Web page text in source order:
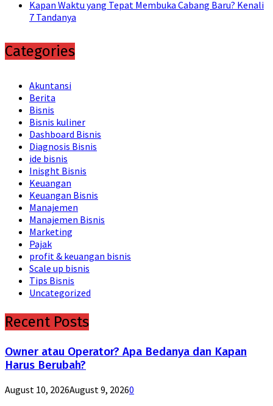
Kapan Waktu yang Tepat Membuka Cabang Baru? Kenali
7 Tandanya
Categories
Akuntansi
Berita
Bisnis
Bisnis kuliner
Dashboard Bisnis
Diagnosis Bisnis
ide bisnis
Inisght Bisnis
Keuangan
Keuangan Bisnis
Manajemen
Manajemen Bisnis
Marketing
Pajak
profit & keuangan bisnis
Scale up bisnis
Tips Bisnis
Uncategorized
Recent Posts
Owner atau Operator? Apa Bedanya dan Kapan
Harus Berubah?
August 10, 2026August 9, 20260